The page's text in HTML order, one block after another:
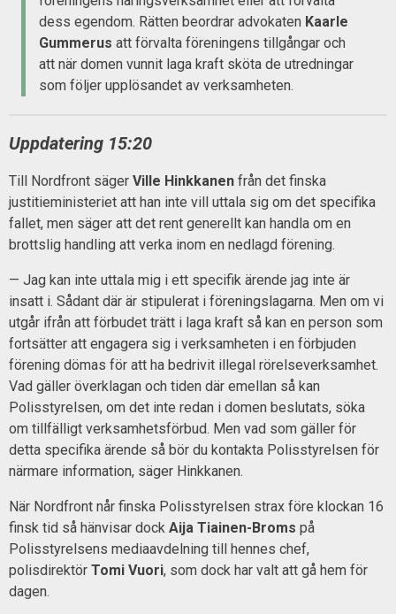
dess egendom. Rätten beordrar advokaten Kaarle
Gummerus att förvalta föreningens tillgångar och
att när domen vunnit laga kraft sköta de utredningar
som följer upplösandet av verksamheten.
Uppdatering 15:20
Till Nordfront säger Ville Hinkkanen från det finska
justitieministeriet att han inte vill uttala sig om det specifika
fallet, men säger att det rent generellt kan handla om en
brottslig handling att verka inom en nedlagd förening.
— Jag kan inte uttala mig i ett specifik ärende jag inte är
insatt i. Sådant där är stipulerat i föreningslagarna. Men om vi
utgår ifrån att förbudet trätt i laga kraft så kan en person som
fortsätter att engagera sig i verksamheten i en förbjuden
förening dömas för att ha bedrivit illegal rörelseverksamhet.
Vad gäller överklagan och tiden där emellan så kan
Polisstyrelsen, om det inte redan i domen beslutats, söka
om tillfälligt verksamhetsförbud. Men vad som gäller för
detta specifika ärende så bör du kontakta Polisstyrelsen för
närmare information, säger Hinkkanen.
När Nordfront når finska Polisstyrelsen strax före klockan 16
finsk tid så hänvisar dock Aija Tiainen-Broms på
Polisstyrelsens mediaavdelning till hennes chef,
polisdirektör Tomi Vuori, som dock har valt att gå hem för
dagen.